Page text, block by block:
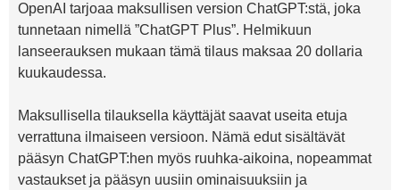
OpenAI tarjoaa maksullisen version ChatGPT:stä, joka
tunnetaan nimellä ”ChatGPT Plus”. Helmikuun
lanseerauksen mukaan tämä tilaus maksaa 20 dollaria
kuukaudessa.
Maksullisella tilauksella käyttäjät saavat useita etuja
verrattuna ilmaiseen versioon. Nämä edut sisältävät
pääsyn ChatGPT:hen myös ruuhka-aikoina, nopeammat
vastaukset ja pääsyn uusiin ominaisuuksiin ja